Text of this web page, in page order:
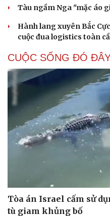
Tàu ngầm Nga "mặc áo
Hành lang xuyên Bắc
cuộc đua logistics toàn
CUỘC SỐNG ĐÓ
Tòa án Israel cấm sử
tù giam khủng bố